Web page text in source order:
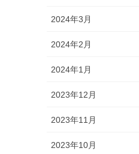
2024年3月
2024年2月
2024年1月
2023年12月
2023年11月
2023年10月